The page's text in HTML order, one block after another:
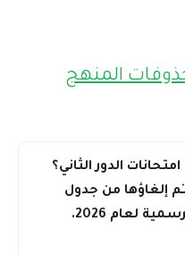
المنهج
الدور الثاني؟
إلغاؤها من جدول
لعام 2026.